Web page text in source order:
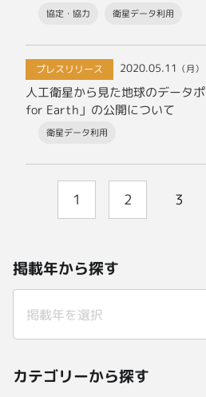
協定・協力 衛星データ利用
プレスリリース 2020.05.11 （月）
人工衛星から見た地球のデータ
for Earth」の公開について
衛星データ利用
1 2 3
掲載年から探す
カテゴリーから探す